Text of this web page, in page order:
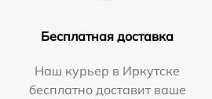
Бесплатная доставка
Наш курьер в Иркутске
бесплатно доставит ваше